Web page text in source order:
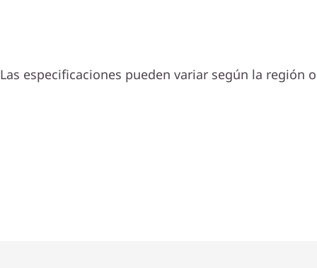
Las especificaciones pueden variar según la región